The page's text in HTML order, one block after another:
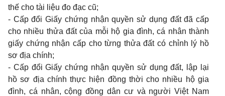
thế cho tài liệu đo đạc cũ;
- Cấp đổi Giấy chứng nhận quyền sử dụng đất đã cấp
cho nhiều thửa đất của mỗi hộ gia đình, cá nhân thành
giấy chứng nhận cấp cho từng thửa đất có chỉnh lý hồ
sơ địa chính;
- Cấp đổi Giấy chứng nhận quyền sử dụng đất, lập lại
hồ sơ địa chính thực hiện đồng thời cho nhiều hộ gia
đình, cá nhân, cộng đồng dân cư và người Việt Nam